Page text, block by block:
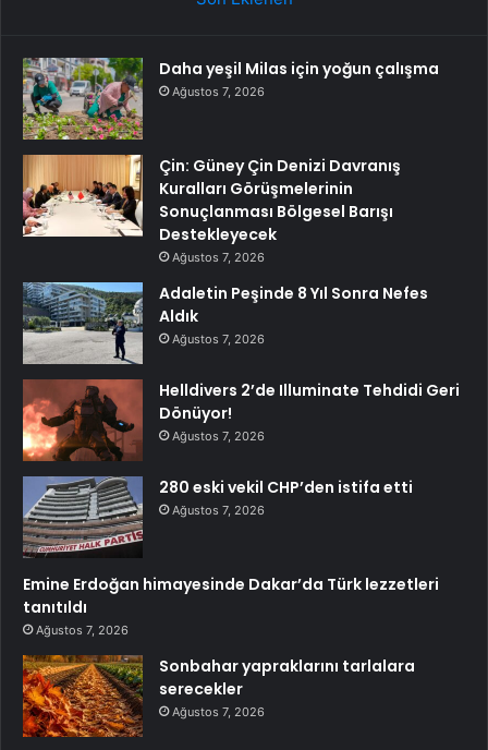
Daha yeşil Milas için yoğun çalışma
Ağustos 7, 2026
Çin: Güney Çin Denizi Davranış
Kuralları Görüşmelerinin
Sonuçlanması Bölgesel Barışı
Destekleyecek
Ağustos 7, 2026
Adaletin Peşinde 8 Yıl Sonra Nefes
Aldık
Ağustos 7, 2026
Helldivers 2’de Illuminate Tehdidi Geri
Dönüyor!
Ağustos 7, 2026
280 eski vekil CHP’den istifa etti
Ağustos 7, 2026
Emine Erdoğan himayesinde Dakar’da Türk lezzetleri
tanıtıldı
Ağustos 7, 2026
Sonbahar yapraklarını tarlalara
serecekler
Ağustos 7, 2026